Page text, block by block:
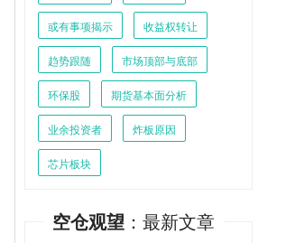
或有事项揭示 收益权转让
趋势跟随 市场顶部与底部
环保股 期货基本面分析
业余投资者 炸板原因
芯片板块
空仓观望：最新文章